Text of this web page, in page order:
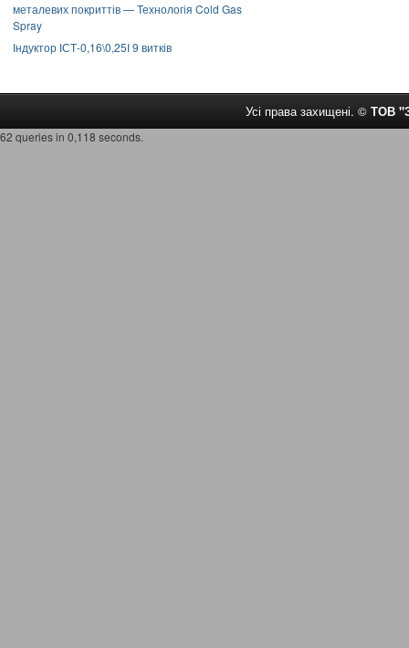
металевих покриттів — Технологія Cold Gas
Spray
Індуктор ІСТ-0,16\0,25І 9 витків
Усі права захищені. © ТОВ
62 queries in 0,118 seconds.